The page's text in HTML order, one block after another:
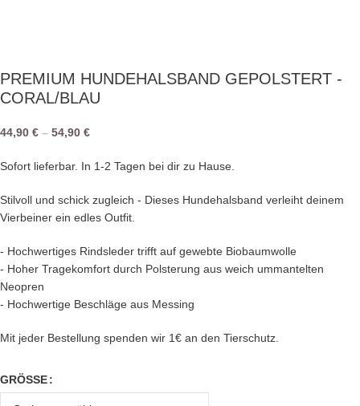
PREMIUM HUNDEHALSBAND GEPOLSTERT -
CORAL/BLAU
44,90 € – 54,90 €
Sofort lieferbar. In 1-2 Tagen bei dir zu Hause.
Stilvoll und schick zugleich - Dieses Hundehalsband verleiht deinem
Vierbeiner ein edles Outfit.
- Hochwertiges Rindsleder trifft auf gewebte Biobaumwolle
- Hoher Tragekomfort durch Polsterung aus weich ummantelten
Neopren
- Hochwertige Beschläge aus Messing
Mit jeder Bestellung spenden wir 1€ an den Tierschutz.
GRÖSSE